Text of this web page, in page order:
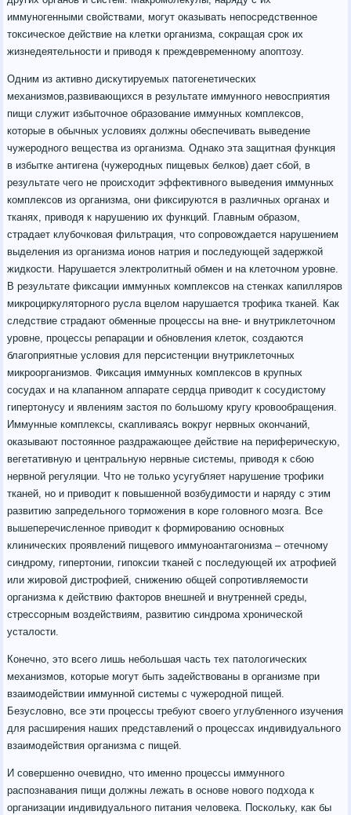
иммуногенными свойствами, могут оказывать непосредственное
токсическое действие на клетки организма, сокращая срок их
жизнедеятельности и приводя к преждевременному апоптозу.
Одним из активно дискутируемых патогенетических
механизмов,развивающихся в результате иммунного невосприятия
пищи служит избыточное образование иммунных комплексов,
которые в обычных условиях должны обеспечивать выведение
чужеродного вещества из организма. Однако эта защитная функция
в избытке антигена (чужеродных пищевых белков) дает сбой, в
результате чего не происходит эффективного выведения иммунных
комплексов из организма, они фиксируются в различных органах и
тканях, приводя к нарушению их функций. Главным образом,
страдает клубочковая фильтрация, что сопровождается нарушением
выделения из организма ионов натрия и последующей задержкой
жидкости. Нарушается электролитный обмен и на клеточном уровне.
В результате фиксации иммунных комплексов на стенках капилляров
микроциркуляторного русла вцелом нарушается трофика тканей. Как
следствие страдают обменные процессы на вне- и внутриклеточном
уровне, процессы репарации и обновления клеток, создаются
благоприятные условия для персистенции внутриклеточных
микроорганизмов. Фиксация иммунных комплексов в крупных
сосудах и на клапанном аппарате сердца приводит к сосудистому
гипертонусу и явлениям застоя по большому кругу кровообращения.
Иммунные комплексы, скапливаясь вокруг нервных окончаний,
оказывают постоянное раздражающее действие на периферическую,
вегетативную и центральную нервные системы, приводя к сбою
нервной регуляции. Что не только усугубляет нарушение трофики
тканей, но и приводит к повышенной возбудимости и наряду с этим
развитию запредельного торможения в коре головного мозга. Все
вышеперечисленное приводит к формированию основных
клинических проявлений пищевого иммуноантагонизма – отечному
синдрому, гипертонии, гипоксии тканей с последующей их атрофией
или жировой дистрофией, снижению общей сопротивляемости
организма к действию факторов внешней и внутренней среды,
стрессорным воздействиям, развитию синдрома хронической
усталости.
Конечно, это всего лишь небольшая часть тех патологических
механизмов, которые могут быть задействованы в организме при
взаимодействии иммунной системы с чужеродной пищей.
Безусловно, все эти процессы требуют своего углубленного изучения
для расширения наших представлений о процессах индивидуального
взаимодействия организма с пищей.
И совершенно очевидно, что именно процессы иммунного
распознавания пищи должны лежать в основе нового подхода к
организации индивидуального питания человека. Поскольку, как бы